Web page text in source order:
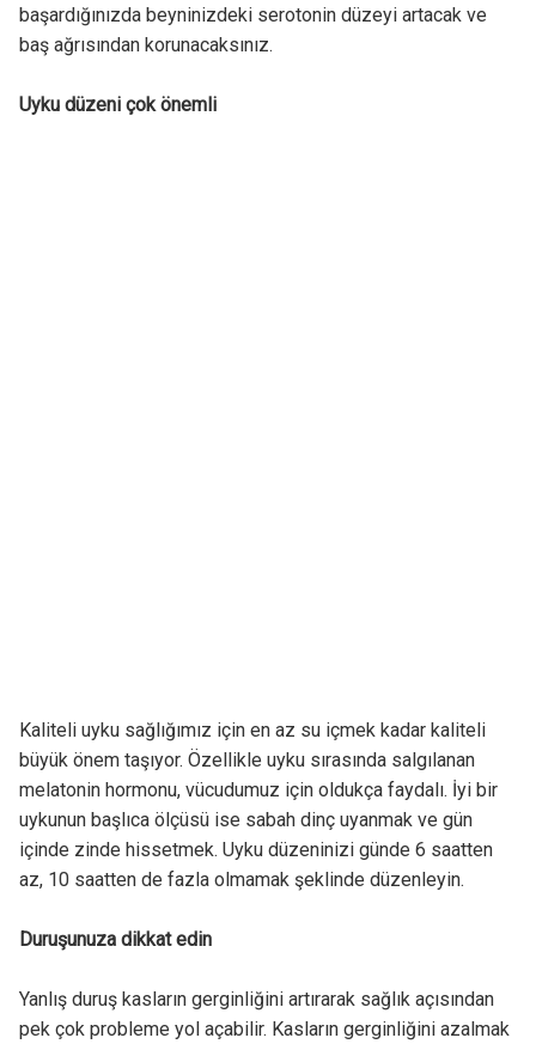
başardığınızda beyninizdeki serotonin düzeyi artacak ve
baş ağrısından korunacaksınız.
Uyku düzeni çok önemli
Kaliteli uyku sağlığımız için en az su içmek kadar kaliteli
büyük önem taşıyor. Özellikle uyku sırasında salgılanan
melatonin hormonu, vücudumuz için oldukça faydalı. İyi bir
uykunun başlıca ölçüsü ise sabah dinç uyanmak ve gün
içinde zinde hissetmek. Uyku düzeninizi günde 6 saatten
az, 10 saatten de fazla olmamak şeklinde düzenleyin.
Duruşunuza dikkat edin
Yanlış duruş kasların gerginliğini artırarak sağlık açısından
pek çok probleme yol açabilir. Kasların gerginliğini azalmak